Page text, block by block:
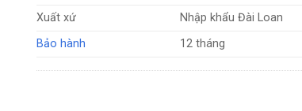
Xuất xứ
Nhập khẩu Đài Loan
Bảo hành
12 tháng